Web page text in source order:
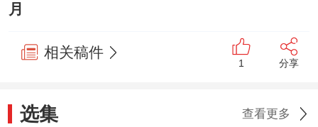
月
相关稿件
1 分享
选集 查看更多